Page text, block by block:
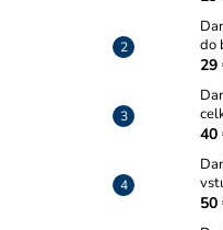
do
29
40
50